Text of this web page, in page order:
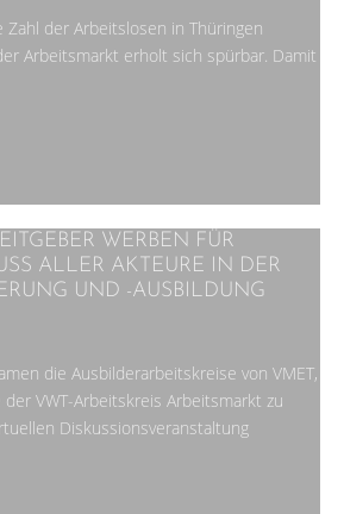
Zahl der Arbeitslosen in Thüringen
Arbeitsmarkt erholt sich spürbar. Damit
WERBEN FÜR
ALLER AKTEURE IN DER
UND -AUSBILDUNG
die Ausbilderarbeitskreise von VMET,
der VWT-Arbeitskreis Arbeitsmarkt zu
Diskussionsveranstaltung